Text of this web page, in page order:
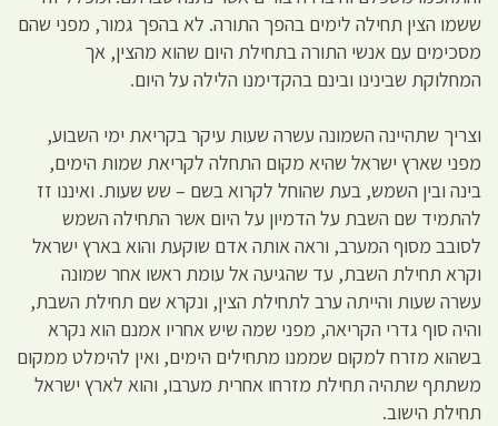
ששמו הצין תחילה לימים בהפך התורה. לא בהפך גמור, מפני שהם
מסכימים עם אנשי התורה בתחילת היום שהוא מהצין, אך
המחלוקת שבינינו ובינם בהקדימנו הלילה על היום.
וצריך שתהיינה השמונה עשרה שעות עיקר בקריאת ימי השבוע,
מפני שארץ ישראל שהיא מקום התחלה לקריאת שמות הימים,
בינה ובין השמש, בעת שהוחל לקרוא בשם – שש שעות. ואיננו זז
להתמיד שם השבת על הדמיון על היום אשר התחילה השמש
לסובב מסוף המערב, וראה אותה אדם שוקעת והוא בארץ ישראל
וקרא תחילת השבת, עד שהגיעה אל עומת ראשו אחר שמונה
עשרה שעות והייתה ערב לתחילת הצין, ונקרא שם תחילת השבת,
והיה סוף גדרי הקריאה, מפני שמה שיש אחריו אמנם הוא נקרא
בשהוא מזרח למקום שממנו מתחילים הימים, ואין להימלט ממקום
משתתף שתהיה תחילת מזרחו אחרית מערבו, והוא לארץ ישראל
תחילת הישוב.